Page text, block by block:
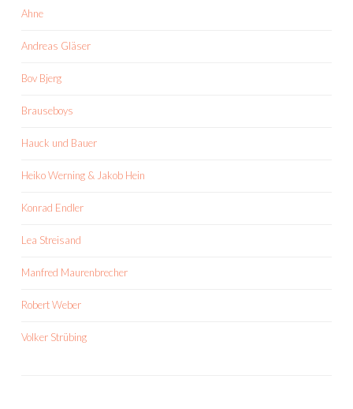
Ahne
Andreas Gläser
Bov Bjerg
Brauseboys
Hauck und Bauer
Heiko Werning & Jakob Hein
Konrad Endler
Lea Streisand
Manfred Maurenbrecher
Robert Weber
Volker Strübing